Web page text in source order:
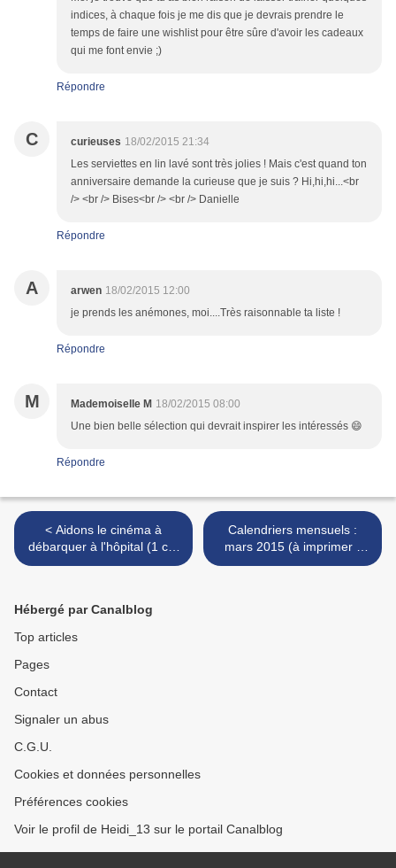
indices, à chaque fois je me dis que je devrais prendre le
temps de faire une wishlist pour être sûre d'avoir les cadeaux
qui me font envie ;)
Répondre
C curieuses 18/02/2015 21:34
Les serviettes en lin lavé sont très jolies ! Mais c'est quand ton
anniversaire demande la curieuse que je suis ? Hi,hi,hi...<br
/> <br /> Bises<br /> <br /> Danielle
Répondre
A arwen 18/02/2015 12:00
je prends les anémones, moi....Très raisonnable ta liste !
Répondre
M Mademoiselle M 18/02/2015 08:00
Une bien belle sélection qui devrait inspirer les intéressés 😄
Répondre
< Aidons le cinéma à
débarquer à l'hôpital (1 clic
= 1 centime)
Calendriers mensuels :
mars 2015 (à imprimer -
gratuit) >
Hébergé par Canalblog
Top articles
Pages
Contact
Signaler un abus
C.G.U.
Cookies et données personnelles
Préférences cookies
Voir le profil de Heidi_13 sur le portail Canalblog